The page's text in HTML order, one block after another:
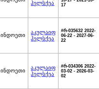
ჰელსქეა
17
ინდოეთი
აკულაიფ
ჰელსქეა
#რ-035632 2022-
06-22 - 2027-06-
22
ინდოეთი
აკულაიფ
ჰელსქეა
#რ-034306 2022-
03-02 - 2026-03-
02